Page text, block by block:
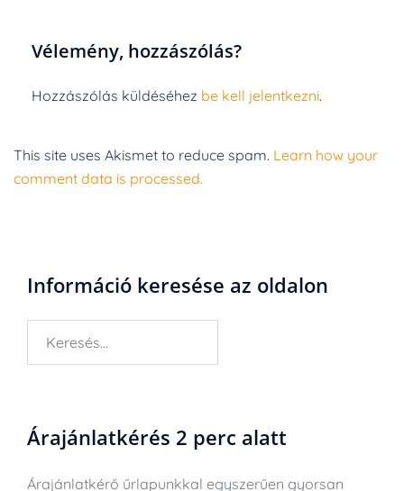
Vélemény, hozzászólás?
Hozzászólás küldéséhez be kell jelentkezni.
This site uses Akismet to reduce spam. Learn how your
comment data is processed.
Információ keresése az oldalon
Árajánlatkérés 2 perc alatt
Árajánlatkérő űrlapunkkal egyszerűen gyorsan